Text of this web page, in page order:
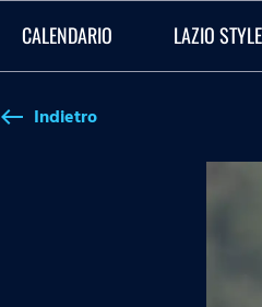
CALENDARIO LAZIO
west Indietro